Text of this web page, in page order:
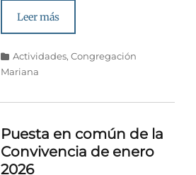
Leer más
Categorías
Actividades,Congregación
Mariana
Puesta en común de la
Convivencia de enero
2026